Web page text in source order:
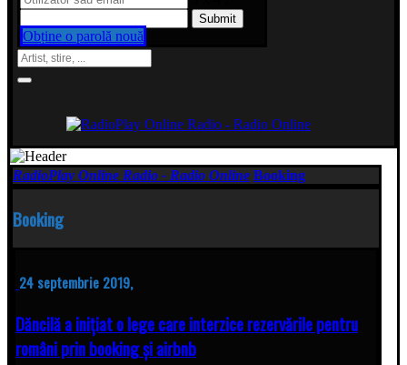
Obține o parolă nouă
RadioPlay Online Radio - Radio Online Booking
Booking
24 septembrie 2019,
Dăncilă a inițiat o lege care interzice rezervările pentru
români prin booking și airbnb